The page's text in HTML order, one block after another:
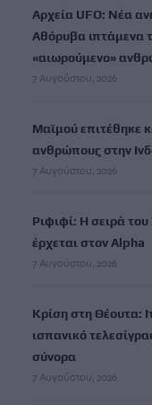
Αρχεία UFO: Νέα
Αθόρυβα ιπτάμενα
«αιωρούμενo»
7 Αυγούστου, 2026
Μαϊμού επιτέθηκε
ανθρώπους στην
7 Αυγούστου, 2026
Ριφιφί: Η σειρά
έρχεται στον Alpha
7 Αυγούστου, 2026
Κρίση στη Θέουτα:
ισπανικό
σύνορα
7 Αυγούστου, 2026